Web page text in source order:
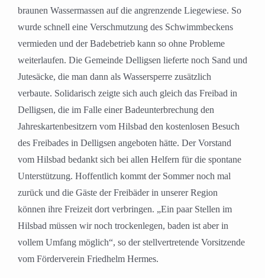
braunen Wassermassen auf die angrenzende Liegewiese. So
wurde schnell eine Verschmutzung des Schwimmbeckens
vermieden und der Badebetrieb kann so ohne Probleme
weiterlaufen. Die Gemeinde Delligsen lieferte noch Sand und
Jutesäcke, die man dann als Wassersperre zusätzlich
verbaute. Solidarisch zeigte sich auch gleich das Freibad in
Delligsen, die im Falle einer Badeunterbrechung den
Jahreskartenbesitzern vom Hilsbad den kostenlosen Besuch
des Freibades in Delligsen angeboten hätte. Der Vorstand
vom Hilsbad bedankt sich bei allen Helfern für die spontane
Unterstützung. Hoffentlich kommt der Sommer noch mal
zurück und die Gäste der Freibäder in unserer Region
können ihre Freizeit dort verbringen. „Ein paar Stellen im
Hilsbad müssen wir noch trockenlegen, baden ist aber in
vollem Umfang möglich“, so der stellvertretende Vorsitzende
vom Förderverein Friedhelm Hermes.